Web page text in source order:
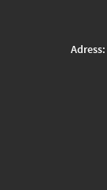
Adress: